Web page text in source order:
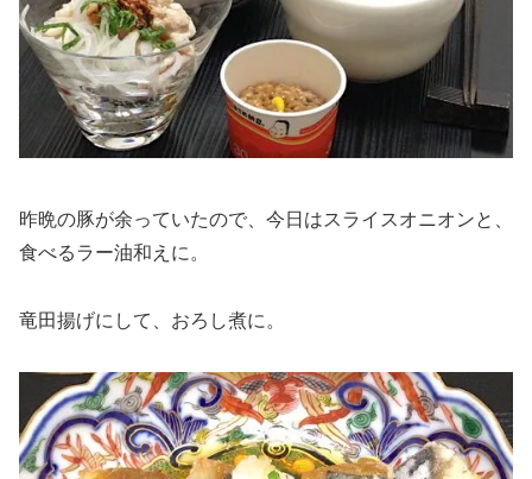
昨晩の豚が余っていたので、今日はスライスオニオンと、
食べるラー油和えに。
竜田揚げにして、おろし煮に。